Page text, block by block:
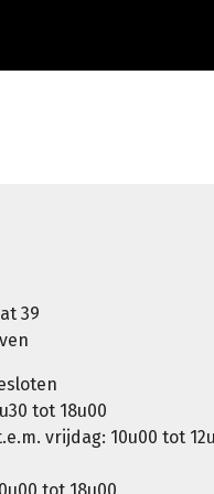
39
tot 18u00
vrijdag: 10u00 tot